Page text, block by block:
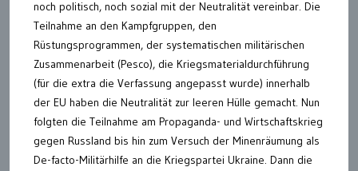
noch politisch, noch sozial mit der Neutralität vereinbar. Die
Teilnahme an den Kampfgruppen, den
Rüstungsprogrammen, der systematischen militärischen
Zusammenarbeit (Pesco), die Kriegsmaterialdurchführung
(für die extra die Verfassung angepasst wurde) innerhalb
der EU haben die Neutralität zur leeren Hülle gemacht. Nun
folgten die Teilnahme am Propaganda- und Wirtschaftskrieg
gegen Russland bis hin zum Versuch der Minenräumung als
De-facto-Militärhilfe an die Kriegspartei Ukraine. Dann die